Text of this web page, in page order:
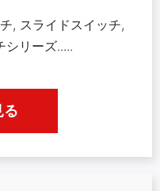
, スライドスイッチ,
シリーズ.....
る